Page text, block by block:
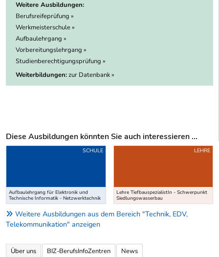
Weitere Ausbildungen:
Berufsreifeprüfung »
Werkmeisterschule »
Aufbaulehrgang »
Vorbereitungslehrgang »
Studienberechtigungsprüfung »
Weiterbildungen:zur Datenbank »
Diese Ausbildungen könnten Sie auch interessieren ...
Uber weitere Ausbildungsvorschläge
Aufbaulehrgang für Elektronik und
Technische Informatik - Netzwerktechnik
SCHULE
Lehre TiefbauspezialistIn - Schwerpunkt
Siedlungswasserbau
LEHRE
Weitere Ausbildungen aus dem Bereich "Technik, EDV,
Telekommunikation" anzeigen
Über uns BIZ-BerufsInfoZentren News